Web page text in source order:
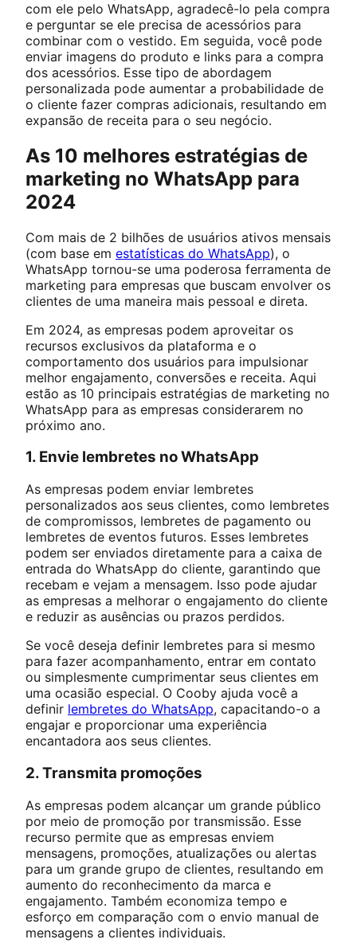
com ele pelo WhatsApp, agradecê-lo pela compra
e perguntar se ele precisa de acessórios para
combinar com o vestido. Em seguida, você pode
enviar imagens do produto e links para a compra
dos acessórios. Esse tipo de abordagem
personalizada pode aumentar a probabilidade de
o cliente fazer compras adicionais, resultando em
expansão de receita para o seu negócio.
As 10 melhores estratégias de
marketing no WhatsApp para
2024
Com mais de 2 bilhões de usuários ativos mensais
(com base em estatísticas do WhatsApp), o
WhatsApp tornou-se uma poderosa ferramenta de
marketing para empresas que buscam envolver os
clientes de uma maneira mais pessoal e direta.
Em 2024, as empresas podem aproveitar os
recursos exclusivos da plataforma e o
comportamento dos usuários para impulsionar
melhor engajamento, conversões e receita. Aqui
estão as 10 principais estratégias de marketing no
WhatsApp para as empresas considerarem no
próximo ano.
1. Envie lembretes no WhatsApp
As empresas podem enviar lembretes
personalizados aos seus clientes, como lembretes
de compromissos, lembretes de pagamento ou
lembretes de eventos futuros. Esses lembretes
podem ser enviados diretamente para a caixa de
entrada do WhatsApp do cliente, garantindo que
recebam e vejam a mensagem. Isso pode ajudar
as empresas a melhorar o engajamento do cliente
e reduzir as ausências ou prazos perdidos.
Se você deseja definir lembretes para si mesmo
para fazer acompanhamento, entrar em contato
ou simplesmente cumprimentar seus clientes em
uma ocasião especial. O Cooby ajuda você a
definir lembretes do WhatsApp, capacitando-o a
engajar e proporcionar uma experiência
encantadora aos seus clientes.
2. Transmita promoções
As empresas podem alcançar um grande público
por meio de promoção por transmissão. Esse
recurso permite que as empresas enviem
mensagens, promoções, atualizações ou alertas
para um grande grupo de clientes, resultando em
aumento do reconhecimento da marca e
engajamento. Também economiza tempo e
esforço em comparação com o envio manual de
mensagens a clientes individuais.